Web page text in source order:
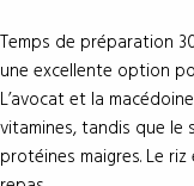
L’avocat et la
de vitamines, tandis
protéines maigres. Le
repas...
mais
Profitez
pour